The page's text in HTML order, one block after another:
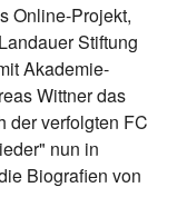
Online-Projekt,
Stiftung
Akademie-
Wittner das
der verfolgten FC
nun in
Biografien von